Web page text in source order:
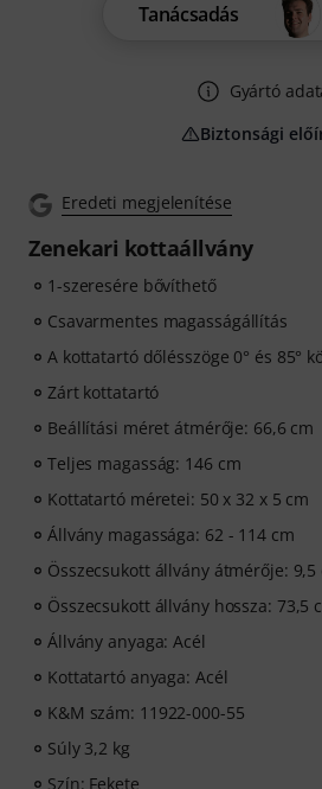
Eredeti megjelenítése
Zenekari kottaállvány
1-szeresére bővíthető
Csavarmentes magasságállítás
A kottatartó dőlésszöge 0° és 85°
Zárt kottatartó
Beállítási méret átmérője: 66,6 cm
Teljes magasság: 146 cm
Kottatartó méretei: 50 x 32 x 5 cm
Állvány magassága: 62 - 114 cm
Összecsukott állvány átmérője: 9,5
Összecsukott állvány hossza: 73,5
Állvány anyaga: Acél
Kottatartó anyaga: Acél
K&M szám: 11922-000-55
Súly 3,2 kg
Szín: Fekete
Tanácsadás
Gyártó
Biztonsági